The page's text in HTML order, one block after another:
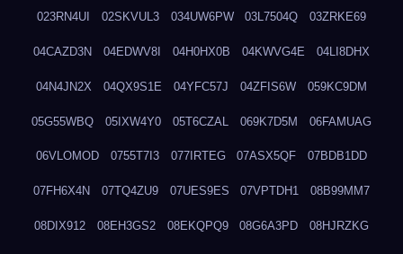
023RN4UI 02SKVUL3 034UW6PW 03L7504Q 03ZRKE69
04CAZD3N 04EDWV8I 04H0HX0B 04KWVG4E 04LI8DHX
04N4JN2X 04QX9S1E 04YFC57J 04ZFIS6W 059KC9DM
05G55WBQ 05IXW4Y0 05T6CZAL 069K7D5M 06FAMUAG
06VLOMOD 0755T7I3 077IRTEG 07ASX5QF 07BDB1DD
07FH6X4N 07TQ4ZU9 07UES9ES 07VPTDH1 08B99MM7
08DIX912 08EH3GS2 08EKQPQ9 08G6A3PD 08HJRZKG